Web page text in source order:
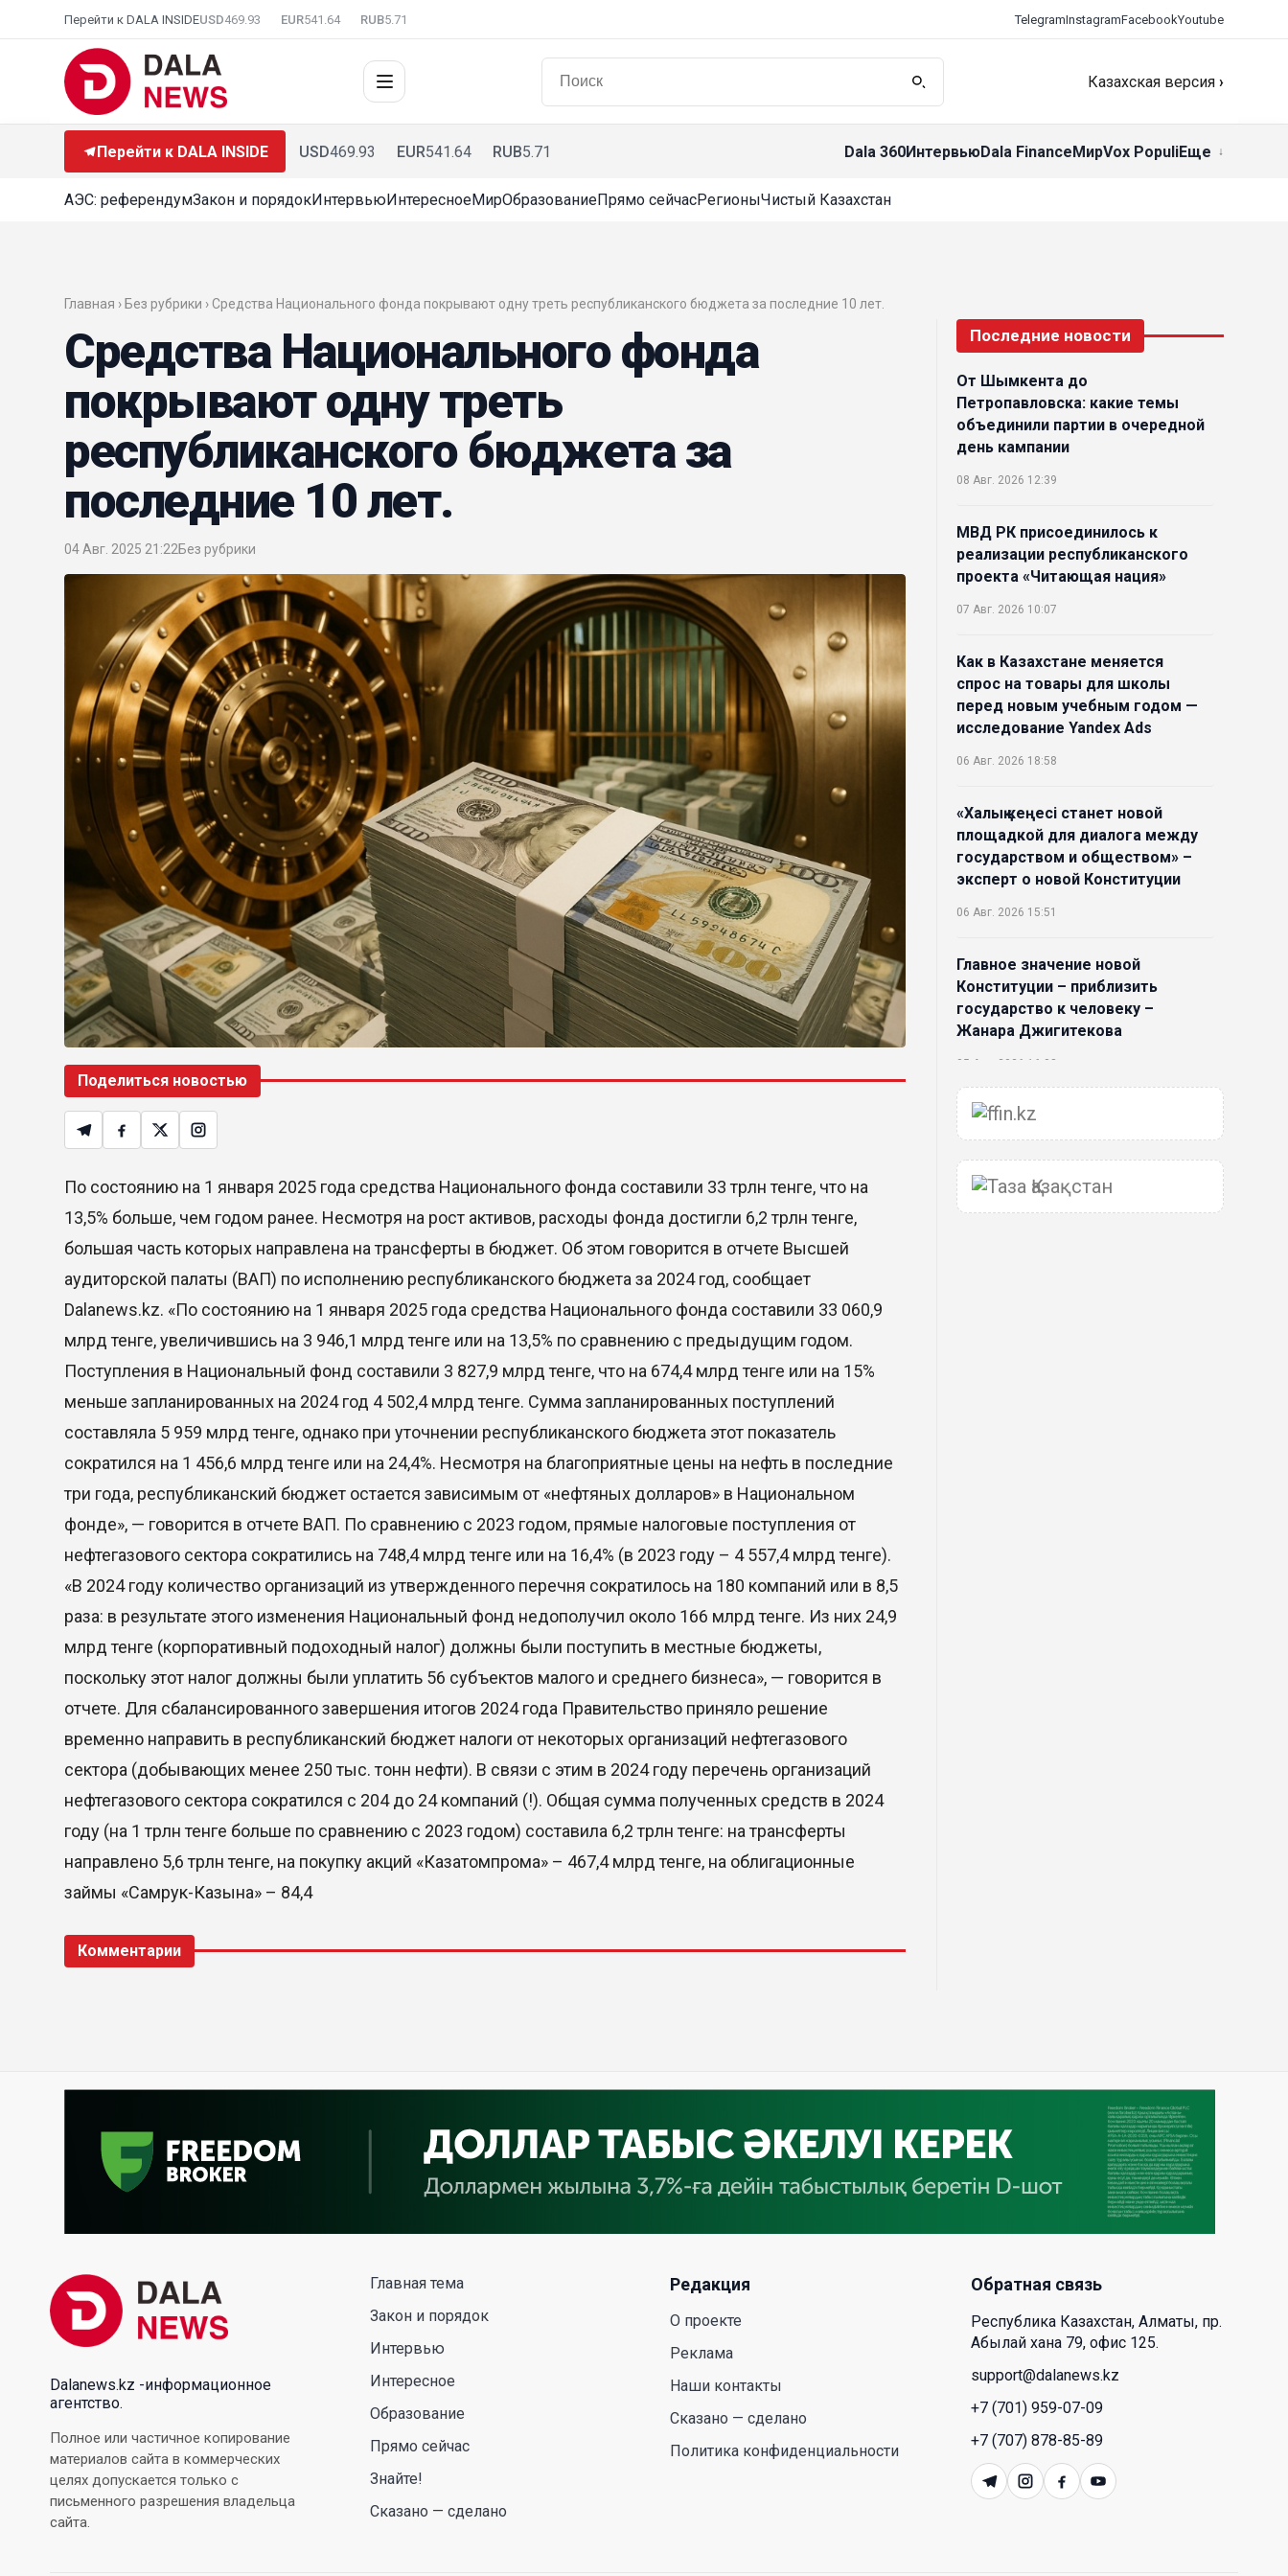
Перейти к DALA INSIDEUSD469.93 EUR541.64 RUB5.71 TelegramInstagramFacebookYoutube
Казахская версия ›
Перейти к DALA INSIDE USD469.93 EUR541.64 RUB5.71 Dala 360ИнтервьюDala FinanceМирVox PopuliЕще
АЭС: референдумЗакон и порядокИнтервьюИнтересноеМирОбразованиеПрямо сейчасРегионыЧистый Казахстан
Главная › Без рубрики › Средства Национального фонда покрывают одну треть республиканского бюджета за последние 10 лет.
Средства Национального фонда
покрывают одну треть
республиканского бюджета за
последние 10 лет.
04 Авг. 2025 21:22Без рубрики
Поделиться новостью
По состоянию на 1 января 2025 года средства Национального фонда составили 33 трлн тенге, что на
13,5% больше, чем годом ранее. Несмотря на рост активов, расходы фонда достигли 6,2 трлн тенге,
большая часть которых направлена на трансферты в бюджет. Об этом говорится в отчете Высшей
аудиторской палаты (ВАП) по исполнению республиканского бюджета за 2024 год, сообщает
Dalanews.kz. «По состоянию на 1 января 2025 года средства Национального фонда составили 33 060,9
млрд тенге, увеличившись на 3 946,1 млрд тенге или на 13,5% по сравнению с предыдущим годом.
Поступления в Национальный фонд составили 3 827,9 млрд тенге, что на 674,4 млрд тенге или на 15%
меньше запланированных на 2024 год 4 502,4 млрд тенге. Сумма запланированных поступлений
составляла 5 959 млрд тенге, однако при уточнении республиканского бюджета этот показатель
сократился на 1 456,6 млрд тенге или на 24,4%. Несмотря на благоприятные цены на нефть в последние
три года, республиканский бюджет остается зависимым от «нефтяных долларов» в Национальном
фонде», — говорится в отчете ВАП. По сравнению с 2023 годом, прямые налоговые поступления от
нефтегазового сектора сократились на 748,4 млрд тенге или на 16,4% (в 2023 году – 4 557,4 млрд тенге).
«В 2024 году количество организаций из утвержденного перечня сократилось на 180 компаний или в 8,5
раза: в результате этого изменения Национальный фонд недополучил около 166 млрд тенге. Из них 24,9
млрд тенге (корпоративный подоходный налог) должны были поступить в местные бюджеты,
поскольку этот налог должны были уплатить 56 субъектов малого и среднего бизнеса», — говорится в
отчете. Для сбалансированного завершения итогов 2024 года Правительство приняло решение
временно направить в республиканский бюджет налоги от некоторых организаций нефтегазового
сектора (добывающих менее 250 тыс. тонн нефти). В связи с этим в 2024 году перечень организаций
нефтегазового сектора сократился с 204 до 24 компаний (!). Общая сумма полученных средств в 2024
году (на 1 трлн тенге больше по сравнению с 2023 годом) составила 6,2 трлн тенге: на трансферты
направлено 5,6 трлн тенге, на покупку акций «Казатомпрома» – 467,4 млрд тенге, на облигационные
займы «Самрук-Казына» – 84,4
Комментарии
Последние новости
От Шымкента до
Петропавловска: какие темы
объединили партии в очередной
день кампании
08 Авг. 2026 12:39
МВД РК присоединилось к
реализации республиканского
проекта «Читающая нация»
07 Авг. 2026 10:07
Как в Казахстане меняется
спрос на товары для школы
перед новым учебным годом —
исследование Yandex Ads
06 Авг. 2026 18:58
«Халық кеңесі станет новой
площадкой для диалога между
государством и обществом» –
эксперт о новой Конституции
06 Авг. 2026 15:51
Главное значение новой
Конституции – приблизить
государство к человеку –
Жанара Джигитекова
05 Авг. 2026 16:08
Общественные наблюдатели
«ДАУЫС» рассказали о
подготовке за выборами в
Курултай
05 Авг. 2026 12:27
HONOR расширяет стратегию
бизнеса и переходит к развитию
экосистемы устройств с
искусственным интеллектом
28 Июл. 2026 10:39
Новые ориентиры
какие возможности открывает
форум Казахстана и России
26 Июл. 2026 12:11
Межпартийные теледебаты
телеканалов
Dalanews.kz -информационное
агентство.
Полное или частичное копирование
материалов сайта в коммерческих
целях допускается только с
письменного разрешения владельца
сайта.
Главная тема
Закон и порядок
Интервью
Интересное
Образование
Прямо сейчас
Знайте!
Сказано — сделано
Редакция
О проекте
Реклама
Наши контакты
Сказано — сделано
Политика конфиденциальности
Обратная связь
Республика Казахстан, Алматы, пр.
Абылай хана 79, офис 125.
support@dalanews.kz
+7 (701) 959-07-09
+7 (707) 878-85-89